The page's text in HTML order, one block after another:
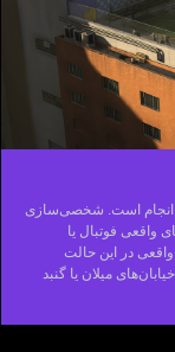
انجام است. شخصی‌سازی
واقعی فوتبال یا
در این حالت
میلان یا گنبد